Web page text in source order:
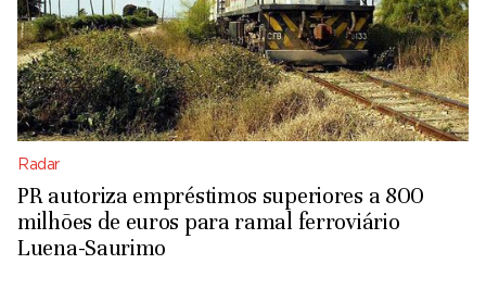
Radar
PR autoriza empréstimos superiores a 800
milhões de euros para ramal ferroviário
Luena-Saurimo